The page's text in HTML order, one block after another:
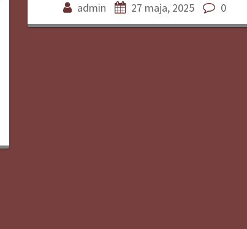
admin 27 maja, 2025 0